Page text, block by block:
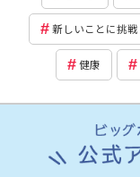
新しいことに挑戦
健康